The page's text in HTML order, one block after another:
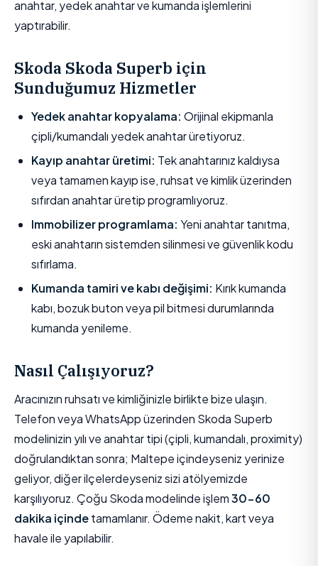
anahtar, yedek anahtar ve kumanda işlemlerini
yaptırabilir.
Skoda Skoda Superb için
Sunduğumuz Hizmetler
Yedek anahtar kopyalama: Orijinal ekipmanla
çipli/kumandalı yedek anahtar üretiyoruz.
Kayıp anahtar üretimi: Tek anahtarınız kaldıysa
veya tamamen kayıp ise, ruhsat ve kimlik üzerinden
sıfırdan anahtar üretip programlıyoruz.
Immobilizer programlama: Yeni anahtar tanıtma,
eski anahtarın sistemden silinmesi ve güvenlik kodu
sıfırlama.
Kumanda tamiri ve kabı değişimi: Kırık kumanda
kabı, bozuk buton veya pil bitmesi durumlarında
kumanda yenileme.
Nasıl Çalışıyoruz?
Aracınızın ruhsatı ve kimliğinizle birlikte bize ulaşın.
Telefon veya WhatsApp üzerinden Skoda Superb
modelinizin yılı ve anahtar tipi (çipli, kumandalı, proximity)
doğrulandıktan sonra; Maltepe içindeyseniz yerinize
geliyor, diğer ilçelerdeyseniz sizi atölyemizde
karşılıyoruz. Çoğu Skoda modelinde işlem30-60
dakika içindetamamlanır. Ödeme nakit, kart veya
havale ile yapılabilir.